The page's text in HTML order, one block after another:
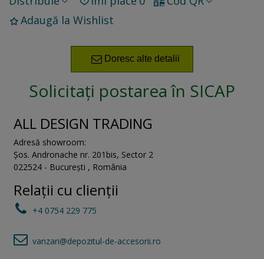
Adaugă la Wishlist
Doresc alte detalii
Solicitați postarea în SICAP
ALL DESIGN TRADING
Adresă showroom:
Șos. Andronache nr. 201bis, Sector 2
022524 - București , România
Relații cu clienții
+4 0754 229 775
vanzari@depozitul-de-accesorii.ro